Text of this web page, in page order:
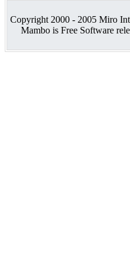
Copyright 2000 - 2005 Miro
Mambo is Free Software